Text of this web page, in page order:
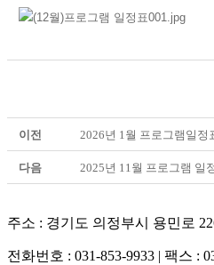
이전 2026년 1월 프로그램일정
다음 2025년 11월 프로그램 일
주소 : 경기도 의정부시 용민로
전화번호 : 031-853-9933 | 팩스 :